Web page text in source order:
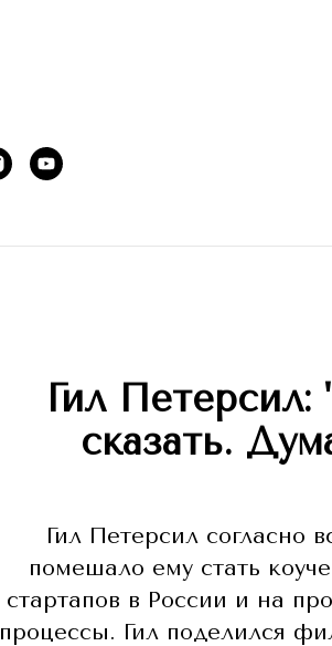
Гил
сказать.
Гил Петерсил согласно
помешало ему стать
стартапов в России и на
процессы. Гил поделился